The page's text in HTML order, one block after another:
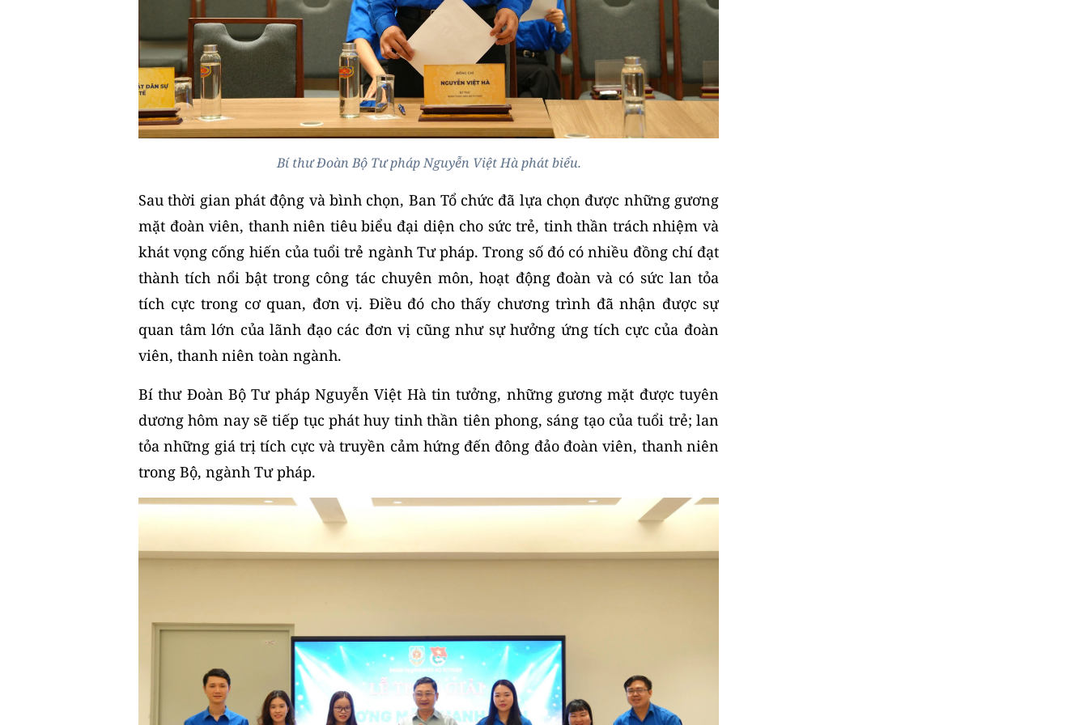
Bí thư Đoàn Bộ Tư pháp Nguyễn Việt Hà phát biểu.
Sau thời gian phát động và bình chọn, Ban Tổ chức đã lựa chọn được những gương
mặt đoàn viên, thanh niên tiêu biểu đại diện cho sức trẻ, tinh thần trách nhiệm và
khát vọng cống hiến của tuổi trẻ ngành Tư pháp. Trong số đó có nhiều đồng chí đạt
thành tích nổi bật trong công tác chuyên môn, hoạt động đoàn và có sức lan tỏa
tích cực trong cơ quan, đơn vị. Điều đó cho thấy chương trình đã nhận được sự
quan tâm lớn của lãnh đạo các đơn vị cũng như sự hưởng ứng tích cực của đoàn
viên, thanh niên toàn ngành.
Bí thư Đoàn Bộ Tư pháp Nguyễn Việt Hà tin tưởng, những gương mặt được tuyên
dương hôm nay sẽ tiếp tục phát huy tinh thần tiên phong, sáng tạo của tuổi trẻ; lan
tỏa những giá trị tích cực và truyền cảm hứng đến đông đảo đoàn viên, thanh niên
trong Bộ, ngành Tư pháp.